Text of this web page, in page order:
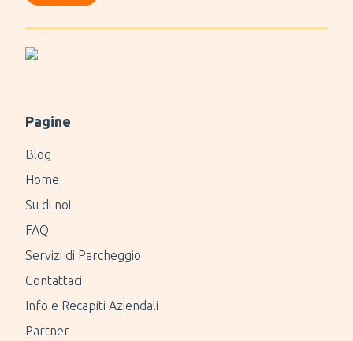
Pagine
Blog
Home
Su di noi
FAQ
Servizi di Parcheggio
Contattaci
Info e Recapiti Aziendali
Partner